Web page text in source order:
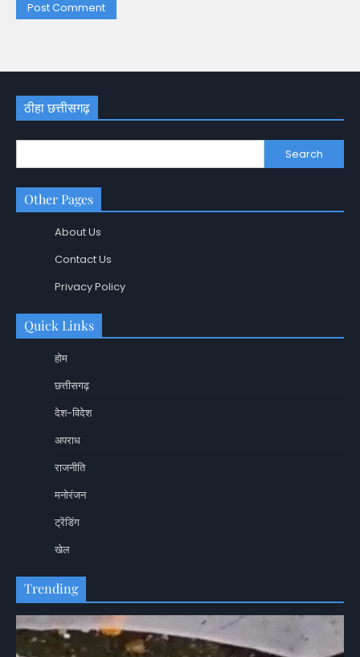
ठीहा छत्तीसगढ़
Search
Other Pages
About Us
Contact Us
Privacy Policy
Quick Links
होम
छत्तीसगढ़
देश-विदेश
अपराध
राजनीति
मनोरंजन
ट्रेंडिंग
खेल
Trending